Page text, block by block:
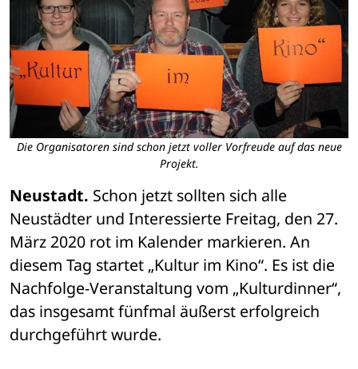
Die Organisatoren sind schon jetzt voller Vorfreude auf das neue
Projekt.
Neustadt. Schon jetzt sollten sich alle
Neustädter und Interessierte Freitag, den 27.
März 2020 rot im Kalender markieren. An
diesem Tag startet „Kultur im Kino“. Es ist die
Nachfolge-Veranstaltung vom „Kulturdinner“,
das insgesamt fünfmal äußerst erfolgreich
durchgeführt wurde.